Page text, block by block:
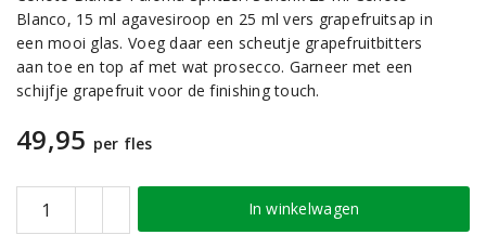
Blanco, 15 ml agavesiroop en 25 ml vers grapefruitsap in
een mooi glas. Voeg daar een scheutje grapefruitbitters
aan toe en top af met wat prosecco. Garneer met een
schijfje grapefruit voor de finishing touch.
49,95 per fles
In winkelwagen